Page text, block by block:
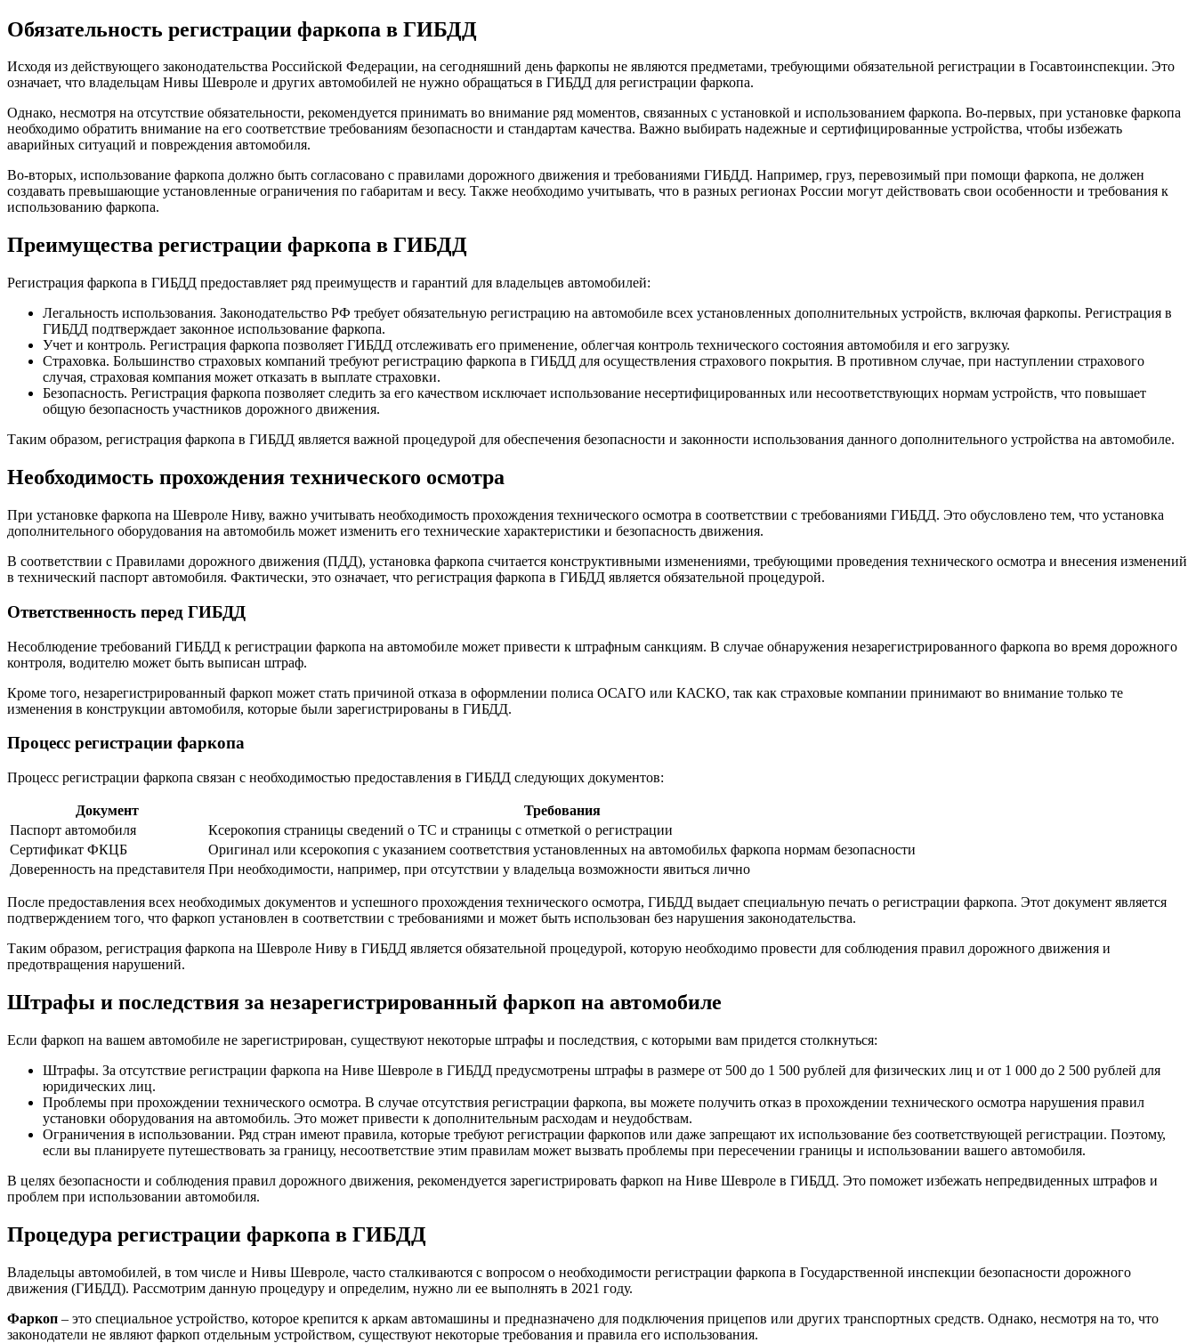
Обязательность регистрации фаркопа в ГИБДД
Исходя из действующего законодательства Российской Федерации, на сегодняшний день фаркопы не являются предметами, требующими обязательной регистрации в Госавтоинспекции. Это
означает, что владельцам Нивы Шевроле и других автомобилей не нужно обращаться в ГИБДД для регистрации фаркопа.
Однако, несмотря на отсутствие обязательности, рекомендуется принимать во внимание ряд моментов, связанных с установкой и использованием фаркопа. Во-первых, при установке фаркопа
необходимо обратить внимание на его соответствие требованиям безопасности и стандартам качества. Важно выбирать надежные и сертифицированные устройства, чтобы избежать
аварийных ситуаций и повреждения автомобиля.
Во-вторых, использование фаркопа должно быть согласовано с правилами дорожного движения и требованиями ГИБДД. Например, груз, перевозимый при помощи фаркопа, не должен
создавать превышающие установленные ограничения по габаритам и весу. Также необходимо учитывать, что в разных регионах России могут действовать свои особенности и требования к
использованию фаркопа.
Преимущества регистрации фаркопа в ГИБДД
Регистрация фаркопа в ГИБДД предоставляет ряд преимуществ и гарантий для владельцев автомобилей:
Легальность использования. Законодательство РФ требует обязательную регистрацию на автомобиле всех установленных дополнительных устройств, включая фаркопы. Регистрация в
ГИБДД подтверждает законное использование фаркопа.
Учет и контроль. Регистрация фаркопа позволяет ГИБДД отслеживать его применение, облегчая контроль технического состояния автомобиля и его загрузку.
Страховка. Большинство страховых компаний требуют регистрацию фаркопа в ГИБДД для осуществления страхового покрытия. В противном случае, при наступлении страхового
случая, страховая компания может отказать в выплате страховки.
Безопасность. Регистрация фаркопа позволяет следить за его качеством исключает использование несертифицированных или несоответствующих нормам устройств, что повышает
общую безопасность участников дорожного движения.
Таким образом, регистрация фаркопа в ГИБДД является важной процедурой для обеспечения безопасности и законности использования данного дополнительного устройства на автомобиле.
Необходимость прохождения технического осмотра
При установке фаркопа на Шевроле Ниву, важно учитывать необходимость прохождения технического осмотра в соответствии с требованиями ГИБДД. Это обусловлено тем, что установка
дополнительного оборудования на автомобиль может изменить его технические характеристики и безопасность движения.
В соответствии с Правилами дорожного движения (ПДД), установка фаркопа считается конструктивными изменениями, требующими проведения технического осмотра и внесения изменений
в технический паспорт автомобиля. Фактически, это означает, что регистрация фаркопа в ГИБДД является обязательной процедурой.
Ответственность перед ГИБДД
Несоблюдение требований ГИБДД к регистрации фаркопа на автомобиле может привести к штрафным санкциям. В случае обнаружения незарегистрированного фаркопа во время дорожного
контроля, водителю может быть выписан штраф.
Кроме того, незарегистрированный фаркоп может стать причиной отказа в оформлении полиса ОСАГО или КАСКО, так как страховые компании принимают во внимание только те
изменения в конструкции автомобиля, которые были зарегистрированы в ГИБДД.
Процесс регистрации фаркопа
Процесс регистрации фаркопа связан с необходимостью предоставления в ГИБДД следующих документов:
Документ
Требования
Паспорт автомобиля
Ксерокопия страницы сведений о ТС и страницы с отметкой о регистрации
Сертификат ФКЦБ
Оригинал или ксерокопия с указанием соответствия установленных на автомобильх фаркопа нормам безопасности
Доверенность на представителя При необходимости, например, при отсутствии у владельца возможности явиться лично
После предоставления всех необходимых документов и успешного прохождения технического осмотра, ГИБДД выдает специальную печать о регистрации фаркопа. Этот документ является
подтверждением того, что фаркоп установлен в соответствии с требованиями и может быть использован без нарушения законодательства.
Таким образом, регистрация фаркопа на Шевроле Ниву в ГИБДД является обязательной процедурой, которую необходимо провести для соблюдения правил дорожного движения и
предотвращения нарушений.
Штрафы и последствия за незарегистрированный фаркоп на автомобиле
Если фаркоп на вашем автомобиле не зарегистрирован, существуют некоторые штрафы и последствия, с которыми вам придется столкнуться:
Штрафы. За отсутствие регистрации фаркопа на Ниве Шевроле в ГИБДД предусмотрены штрафы в размере от 500 до 1 500 рублей для физических лиц и от 1 000 до 2 500 рублей для
юридических лиц.
Проблемы при прохождении технического осмотра. В случае отсутствия регистрации фаркопа, вы можете получить отказ в прохождении технического осмотра нарушения правил
установки оборудования на автомобиль. Это может привести к дополнительным расходам и неудобствам.
Ограничения в использовании. Ряд стран имеют правила, которые требуют регистрации фаркопов или даже запрещают их использование без соответствующей регистрации. Поэтому,
если вы планируете путешествовать за границу, несоответствие этим правилам может вызвать проблемы при пересечении границы и использовании вашего автомобиля.
В целях безопасности и соблюдения правил дорожного движения, рекомендуется зарегистрировать фаркоп на Ниве Шевроле в ГИБДД. Это поможет избежать непредвиденных штрафов и
проблем при использовании автомобиля.
Процедура регистрации фаркопа в ГИБДД
Владельцы автомобилей, в том числе и Нивы Шевроле, часто сталкиваются с вопросом о необходимости регистрации фаркопа в Государственной инспекции безопасности дорожного
движения (ГИБДД). Рассмотрим данную процедуру и определим, нужно ли ее выполнять в 2021 году.
Фаркоп – это специальное устройство, которое крепится к аркам автомашины и предназначено для подключения прицепов или других транспортных средств. Однако, несмотря на то, что
законодатели не являют фаркоп отдельным устройством, существуют некоторые требования и правила его использования.